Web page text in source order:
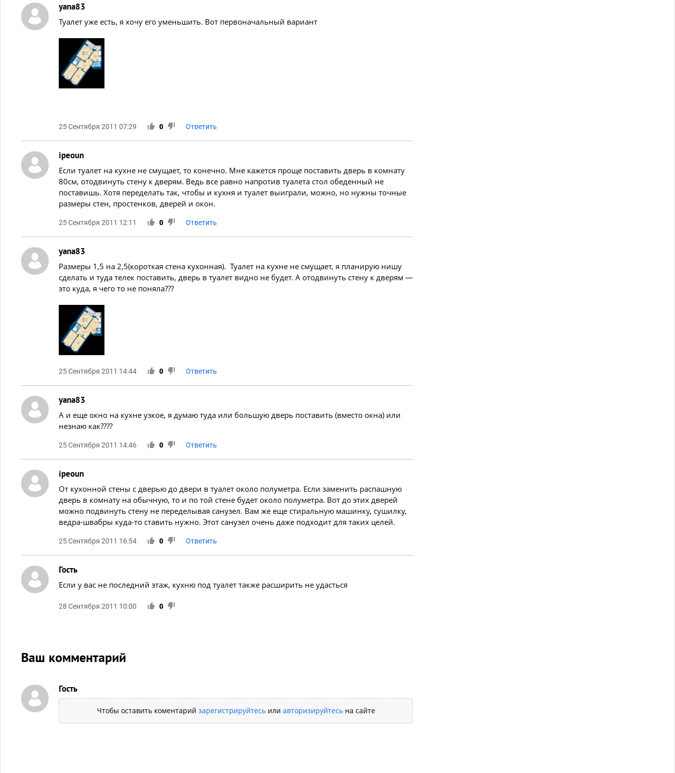
yana83
Туалет уже есть, я хочу его уменьшить. Вот первоначальный вариант
25 Сентября 2011 07:29 0 Ответить
ipeoun
Если туалет на кухне не смущает, то конечно. Мне кажется проще поставить дверь в комнату
80см, отодвинуть стену к дверям. Ведь все равно напротив туалета стол обеденный не
поставишь. Хотя переделать так, чтобы и кухня и туалет выиграли, можно, но нужны точные
размеры стен, простенков, дверей и окон.
25 Сентября 2011 12:11 0 Ответить
yana83
Размеры 1,5 на 2,5(короткая стена кухонная). Туалет на кухне не смущает, я планирую нишу
сделать и туда телек поставить, дверь в туалет видно не будет. А отодвинуть стену к дверям —
это куда, я чего то не поняла???
25 Сентября 2011 14:44 0 Ответить
yana83
А и еще окно на кухне узкое, я думаю туда или большую дверь поставить (вместо окна) или
незнаю как????
25 Сентября 2011 14:46 0 Ответить
ipeoun
От кухонной стены с дверью до двери в туалет около полуметра. Если заменить распашную
дверь в комнату на обычную, то и по той стене будет около полуметра. Вот до этих дверей
можно подвинуть стену не переделывая санузел. Вам же еще стиральную машинку, сушилку,
ведра-швабры куда-то ставить нужно. Этот санузел очень даже подходит для таких целей.
25 Сентября 2011 16:54 0 Ответить
Гость
Если у вас не последний этаж, кухню под туалет также расширить не удасться
28 Сентября 2011 10:00 0
Ваш комментарий
Гость
Чтобы оставить коментарий зарегистрируйтесьили авторизируйтесьна сайте